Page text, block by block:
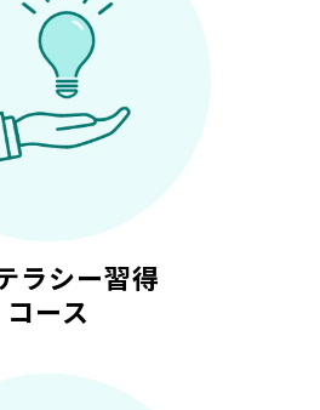
ラシー習得
コース